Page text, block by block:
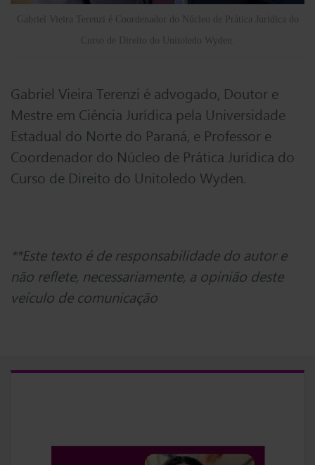
Gabriel Vieira Terenzi é Coordenador do Núcleo de Prática Jurídica do
Curso de Direito do Unitoledo Wyden.
Gabriel Vieira Terenzi é advogado, Doutor e
Mestre em Ciência Jurídica pela Universidade
Estadual do Norte do Paraná, e Professor e
Coordenador do Núcleo de Prática Jurídica do
Curso de Direito do Unitoledo Wyden.
**Este texto é de responsabilidade do autor e
não reflete, necessariamente, a opinião deste
veículo de comunicação